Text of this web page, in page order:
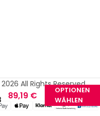
2026 All Rights Reserved.
–
89,19 €
(inkl.
OPTIONEN
WÄHLEN